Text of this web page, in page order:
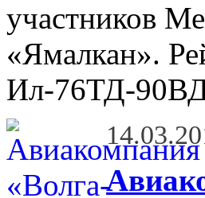
участников
«Ямалкан».
Ил-76ТД-